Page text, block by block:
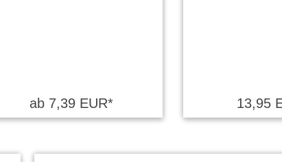
ab 7,39 EUR* 13,95